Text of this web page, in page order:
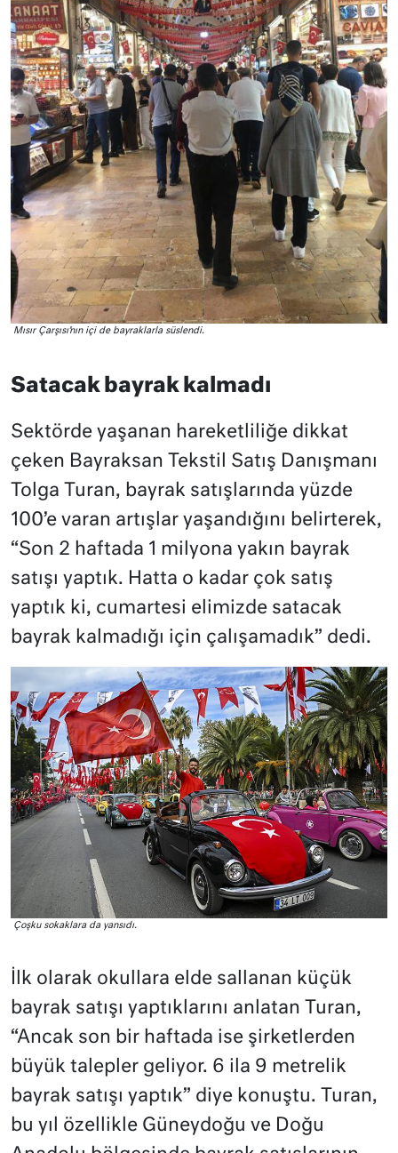
Mısır Çarşısı’nın içi de bayraklarla süslendi.
Satacak bayrak kalmadı
Sektörde yaşanan hareketliliğe dikkat
çeken Bayraksan Tekstil Satış Danışmanı
Tolga Turan, bayrak satışlarında yüzde
100’e varan artışlar yaşandığını belirterek,
“Son 2 haftada 1 milyona yakın bayrak
satışı yaptık. Hatta o kadar çok satış
yaptık ki, cumartesi elimizde satacak
bayrak kalmadığı için çalışamadık” dedi.
Çoşku sokaklara da yansıdı.
İlk olarak okullara elde sallanan küçük
bayrak satışı yaptıklarını anlatan Turan,
“Ancak son bir haftada ise şirketlerden
büyük talepler geliyor. 6 ila 9 metrelik
bayrak satışı yaptık” diye konuştu. Turan,
bu yıl özellikle Güneydoğu ve Doğu